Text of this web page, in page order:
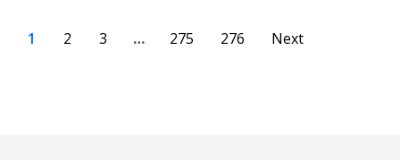
1 2 3 … 275 276 Next